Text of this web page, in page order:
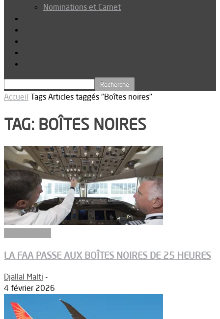
Nominations et Carnet
Accueil Tags Articles taggés "Boîtes noires"
TAG: BOÎTES NOIRES
LA FAA PASSE AUX BOÎTES NOIRES DE 25 HEURES
Djallal Malti -
4 février 2026